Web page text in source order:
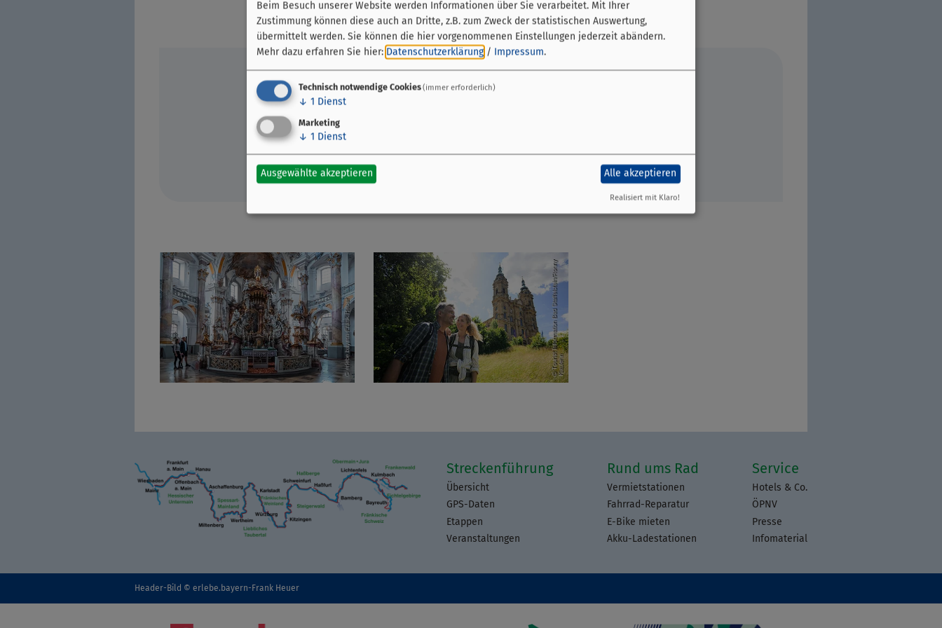
Basilika Vierzehnheiligen
09571 9508-0
Streckenführung
Übersicht
GPS-Daten
Etappen
Veranstaltungen
Rund ums Rad
Vermietstationen
Fahrrad-Reparatur
E-Bike mieten
Akku-Ladestationen
Service
Hotels & Co.
ÖPNV
Presse
Infomaterial
Header-Bild © erlebe.bayern-Frank Heuer
Beim Besuch unserer Website werden Informationen über Sie verarbeitet. Mit Ihrer
Zustimmung können diese auch an Dritte, z.B. zum Zweck der statistischen Auswertung,
übermittelt werden. Sie können die hier vorgenommenen Einstellungen jederzeit abändern.
Mehr dazu erfahren Sie hier: Datenschutzerklärung / Impressum.
Technisch notwendige Cookies(immer erforderlich)
↓ 1 Dienst
Marketing
↓ 1 Dienst
Ausgewählte akzeptieren Alle akzeptieren
Realisiert mit Klaro!